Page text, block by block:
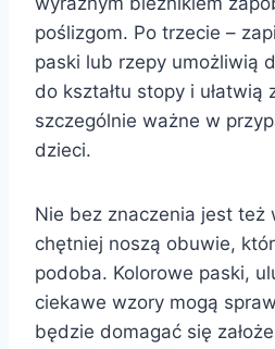
poślizgom. Po trzecie –
paski lub rzepy umożliwią
do kształtu stopy i ułatwią
szczególnie ważne w
dzieci.
Nie bez znaczenia jest też
chętniej noszą obuwie,
podoba. Kolorowe paski,
ciekawe wzory mogą
będzie domagać się